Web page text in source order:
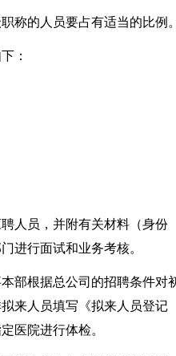
称的人员要占有适当的比例
：
人员，并附有关材料（身份
进行面试和业务考核。
部根据总公司的招聘条件对
来人员填写《拟来人员登记
医院进行体检。